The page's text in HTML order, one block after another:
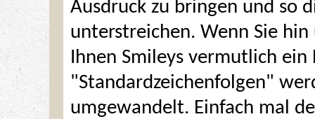
Ausdruck zu bringen und so
unterstreichen. Wenn Sie
Ihnen Smileys vermutlich ein
"Standardzeichenfolgen"
umgewandelt. Einfach mal